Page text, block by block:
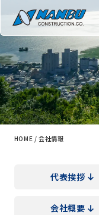
HOME /会社情報
代表挨拶
会社概要